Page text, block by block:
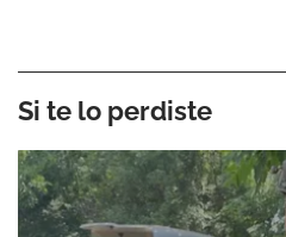
Si te lo perdiste